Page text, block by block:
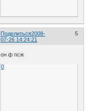
Поделиться 5
2008-
07-26 14:24:21
он ф псж
0